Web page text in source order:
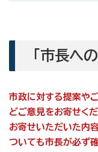
「市長へ
市政に対する提案や
どご意見をお寄せくだ
お寄せいただいた内
ついても市長が必ず確